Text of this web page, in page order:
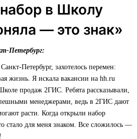
в Школу
— это знак»
Петербург:
Петербург, захотелось перемен:
жизнь. Я искала вакансии на hh.ru
продаж 2ГИС. Ребята рассказывали,
менеджерами, ведь в 2ГИС дают
расти. Когда открыли набор
стало для меня знаком. Все сложилось —